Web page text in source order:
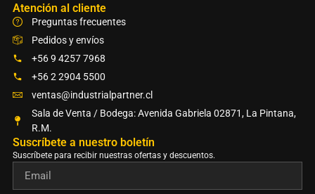
Atención al cliente
Preguntas frecuentes
Pedidos y envíos
+56 9 4257 7968
+56 2 2904 5500
ventas@industrialpartner.cl
Sala de Venta / Bodega: Avenida Gabriela 02871, La Pintana,
R.M.
Suscríbete a nuestro boletín​
Suscríbete para recibir nuestras ofertas y descuentos.